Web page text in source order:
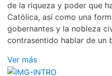
de la riqueza y poder que
Católica, así como una
gobernantes y la nobleza
contrasentido hablar de un
Ver más